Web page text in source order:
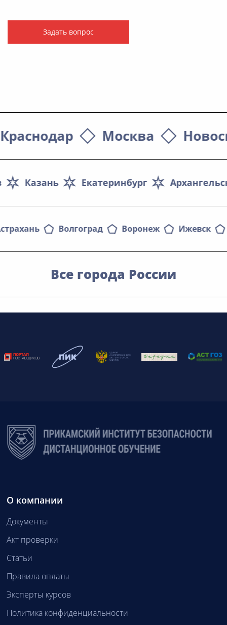
Задать вопрос
Краснодар Москва
Екатеринбург
Казань
Волгоград Воронеж Ижевск
Все города России
О компании
Документы
Акт проверки
Статьи
Правила оплаты
Эксперты курсов
Политика конфиденциальности